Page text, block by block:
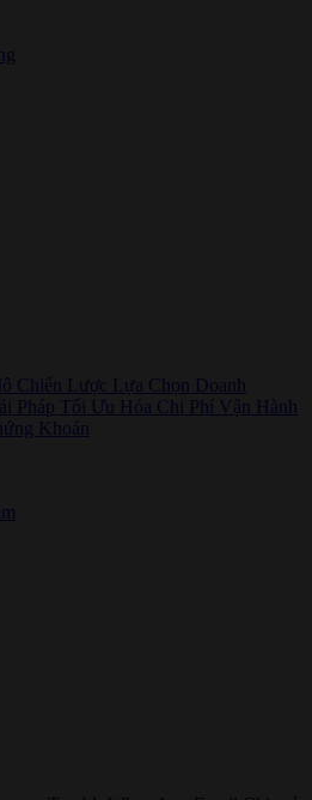
Chiến Lược Lựa Chọn Doanh
Pháp Tối Ưu Hóa Chi Phí Vận Hành
Khoán